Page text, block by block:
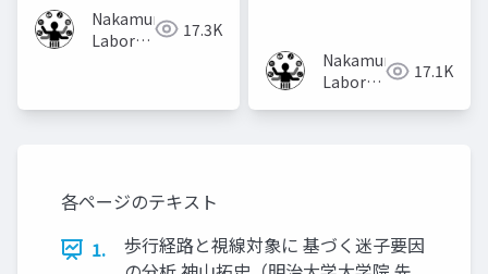
Nakamura
Laboratory 17.3K
Nakamura
Laboratory 17.1K
各ページのテキスト
1.
歩行経路と視線対象に 基づく迷子要因